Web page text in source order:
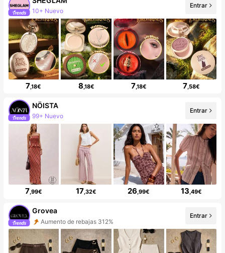
10+ Nuevo
Entrar
7,18€ 8,18€ 7,18€ 7,58€
NÖISTA
99+ Nuevo
Entrar
7,99€ 17,32€ 26,99€ 13,49€
Grovea
Aumento de rebajas 312%
Entrar